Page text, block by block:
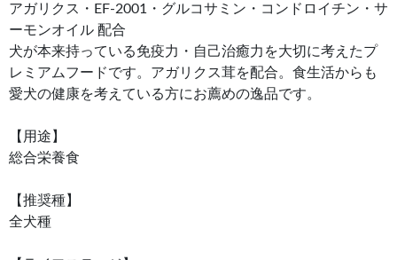
アガリクス・EF-2001・グルコサミン・コンドロイチン・サ
ーモンオイル 配合
犬が本来持っている免疫力・自己治癒力を大切に考えたプ
レミアムフードです。アガリクス茸を配合。食生活からも
愛犬の健康を考えている方にお薦めの逸品です。
【用途】
総合栄養食
【推奨種】
全犬種